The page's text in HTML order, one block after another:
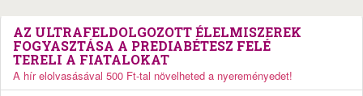
AZ ULTRAFELDOLGOZOTT ÉLELMISZEREK
FOGYASZTÁSA A PREDIABÉTESZ FELÉ
TERELI A FIATALOKAT
A hír elolvasásával 500 Ft-tal növelheted a nyereményedet!